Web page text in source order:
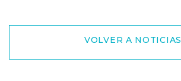
VOLVER A NOTICIAS